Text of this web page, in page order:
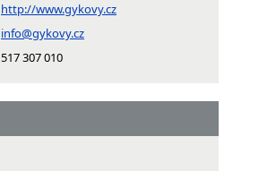
http://www.gykovy.cz
info@gykovy.cz
517 307 010